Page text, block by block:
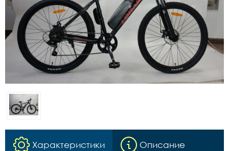
Характеристики Описание